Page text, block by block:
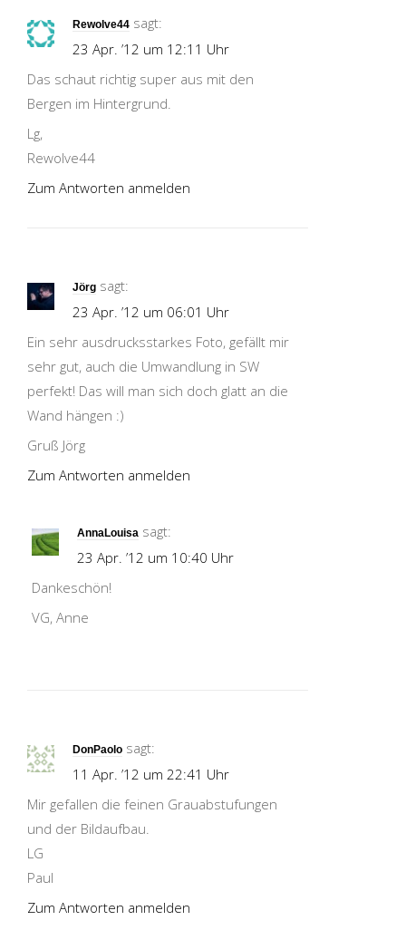
Rewolve44 sagt:
23 Apr. ’12 um 12:11 Uhr
Das schaut richtig super aus mit den
Bergen im Hintergrund.
Lg,
Rewolve44
Zum Antworten anmelden
Jörg sagt:
23 Apr. ’12 um 06:01 Uhr
Ein sehr ausdrucksstarkes Foto, gefällt mir
sehr gut, auch die Umwandlung in SW
perfekt! Das will man sich doch glatt an die
Wand hängen :)
Gruß Jörg
Zum Antworten anmelden
AnnaLouisa sagt:
23 Apr. ’12 um 10:40 Uhr
Dankeschön!
VG, Anne
DonPaolo sagt:
11 Apr. ’12 um 22:41 Uhr
Mir gefallen die feinen Grauabstufungen
und der Bildaufbau.
LG
Paul
Zum Antworten anmelden